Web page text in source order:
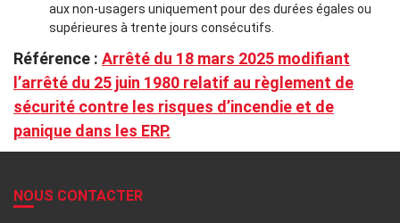
aux non-usagers uniquement pour des durées égales ou
supérieures à trente jours consécutifs.
Référence : Arrêté du 18 mars 2025 modifiant
l’arrêté du 25 juin 1980 relatif au règlement de
sécurité contre les risques d’incendie et de
panique dans les ERP.
NOUS CONTACTER